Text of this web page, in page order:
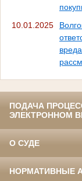
10.01.2025
ПОДАЧА
ЭЛЕКТРОННОМ
О СУДЕ
НОРМАТИВНЫЕ